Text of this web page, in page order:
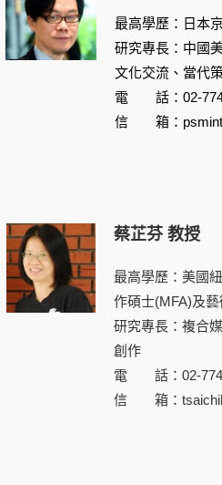
最高學歷：日本
研究專長：中國
文化交流、當代
電 話：02-
信 箱：
蔡芷芬 教授
最高學歷：美國
作碩士(MFA)及
研究專長：複合
創作
電 話：02-
信 箱：